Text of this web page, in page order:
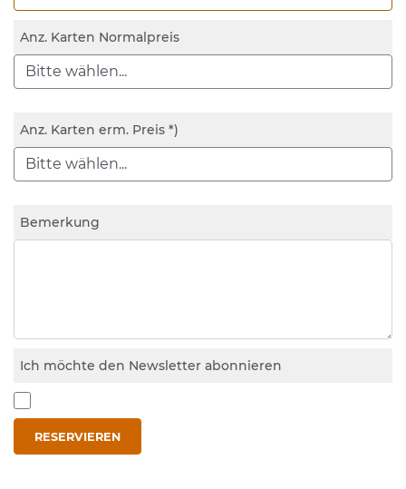
Anz. Karten Normalpreis
Anz. Karten erm. Preis *)
Bemerkung
Ich möchte den Newsletter abonnieren
RESERVIEREN